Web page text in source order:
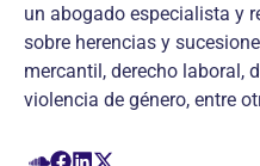
un abogado especialista y
sobre herencias y
mercantil, derecho laboral,
violencia de género, entre